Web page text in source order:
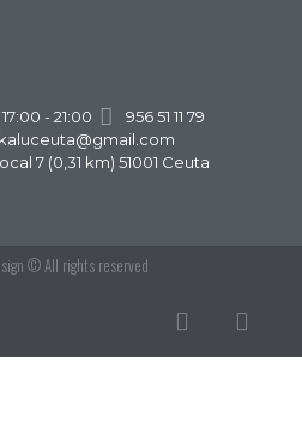
- 21:00
956 51 11 79
7 (0,31 km) 51001 Ceuta
© All rights reserved